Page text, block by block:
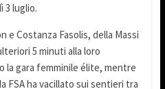
3 luglio.
e Costanza Fasolis, della Massi
5 minuti alla loro
la gara femminile élite, mentre
FSA ha vacillato sui sentieri tra